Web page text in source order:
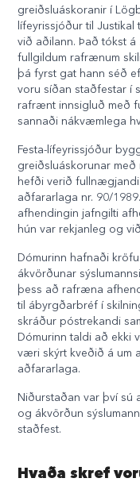
greiðsluáskoranir í
lífeyrissjóður til
við aðilann. Það tókst
fullgildum rafrænum
þá fyrst gat hann séð
voru síðan staðfestar í
rafrænt innsigluð með
sannaði nákvæmlega
Festa-lífeyrissjóður
greiðsluáskorunar
hefði verið fullnægjandi
aðfararlaga nr. 90/
afhendingin jafngilti
hún var rekjanleg og
Dómurinn hafnaði
ákvörðunar
þess að rafræna
til ábyrgðarbréf í
skráður póstrekandi
Dómurinn taldi að ekki
væri skýrt kveðið á um
aðfararlaga.
Niðurstaðan var því sú
og ákvörðun
staðfest.
Hvaða skref